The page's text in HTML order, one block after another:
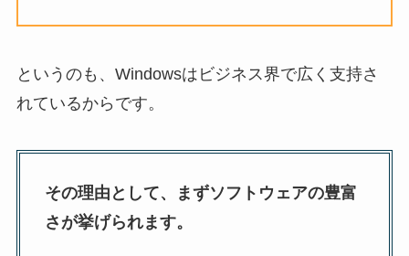
というのも、Windowsはビジネス界で広く支持さ
れているからです。
その理由として、まずソフトウェアの豊富
さが挙げられます。